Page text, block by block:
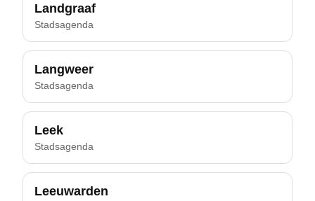
Landgraaf
Stadsagenda
Langweer
Stadsagenda
Leek
Stadsagenda
Leeuwarden